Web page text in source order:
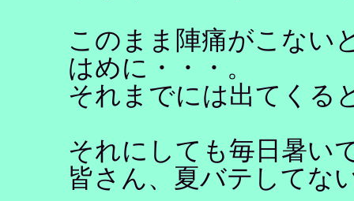
このまま陣痛がこない
はめに・・・。
それまでには出てくる
それにしても毎日暑い
皆さん、夏バテしてな